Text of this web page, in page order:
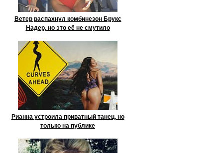
Ветер распахнул комбинезон Брукс
Надер, но это её не смутило
Рианна устроила приватный танец, но
только на публике